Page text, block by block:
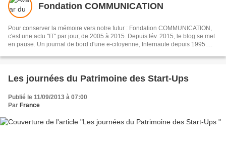
Fondation COMMUNICATION
Pour conserver la mémoire vers notre futur : Fondation COMMUNICATION,
c'est une actu "IT" par jour, de 2005 à 2015. Depuis fév. 2015, le blog se met
en pause. Un journal de bord d'une e-citoyenne, Internaute depuis 1995.
Les journées du Patrimoine des Start-Ups
Publié le 11/09/2013 à 07:00
Par France